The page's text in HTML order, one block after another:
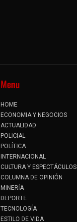
Menu
HOME
ECONOMIA Y NEGOCIOS
ACTUALIDAD
POLICIAL
POLÍTICA
INTERNACIONAL
CULTURA Y ESPECTÁCULOS
COLUMNA DE OPINIÓN
MINERÍA
DEPORTE
TECNOLOGÍA
ESTILO DE VIDA